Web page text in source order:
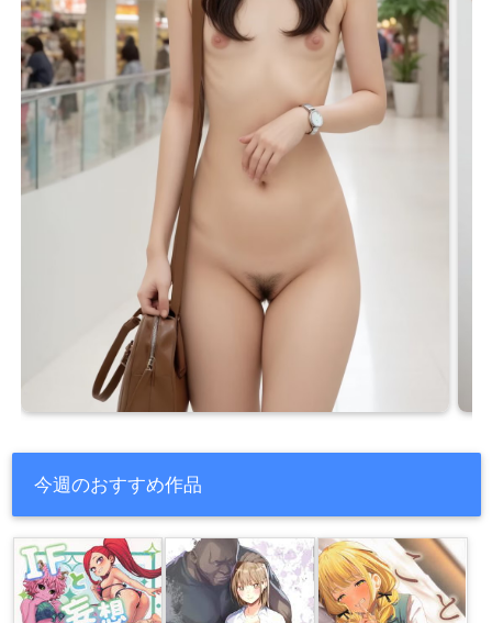
今週のおすすめ作品